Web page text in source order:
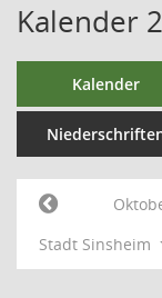
Kalender
Kalender
Stadt Sinsheim